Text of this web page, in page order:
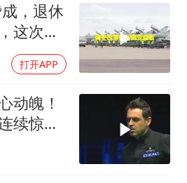
，退休
这次站
打开APP
动魄！
续惊险